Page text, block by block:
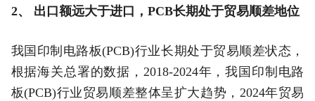
2、 出口额远大于进口，PCB长期处于贸易顺差地位
我国印制电路板(PCB)行业长期处于贸易顺差状态，
根据海关总署的数据，2018-2024年，我国印制电路
板(PCB)行业贸易顺差整体呈扩大趋势，2024年贸易